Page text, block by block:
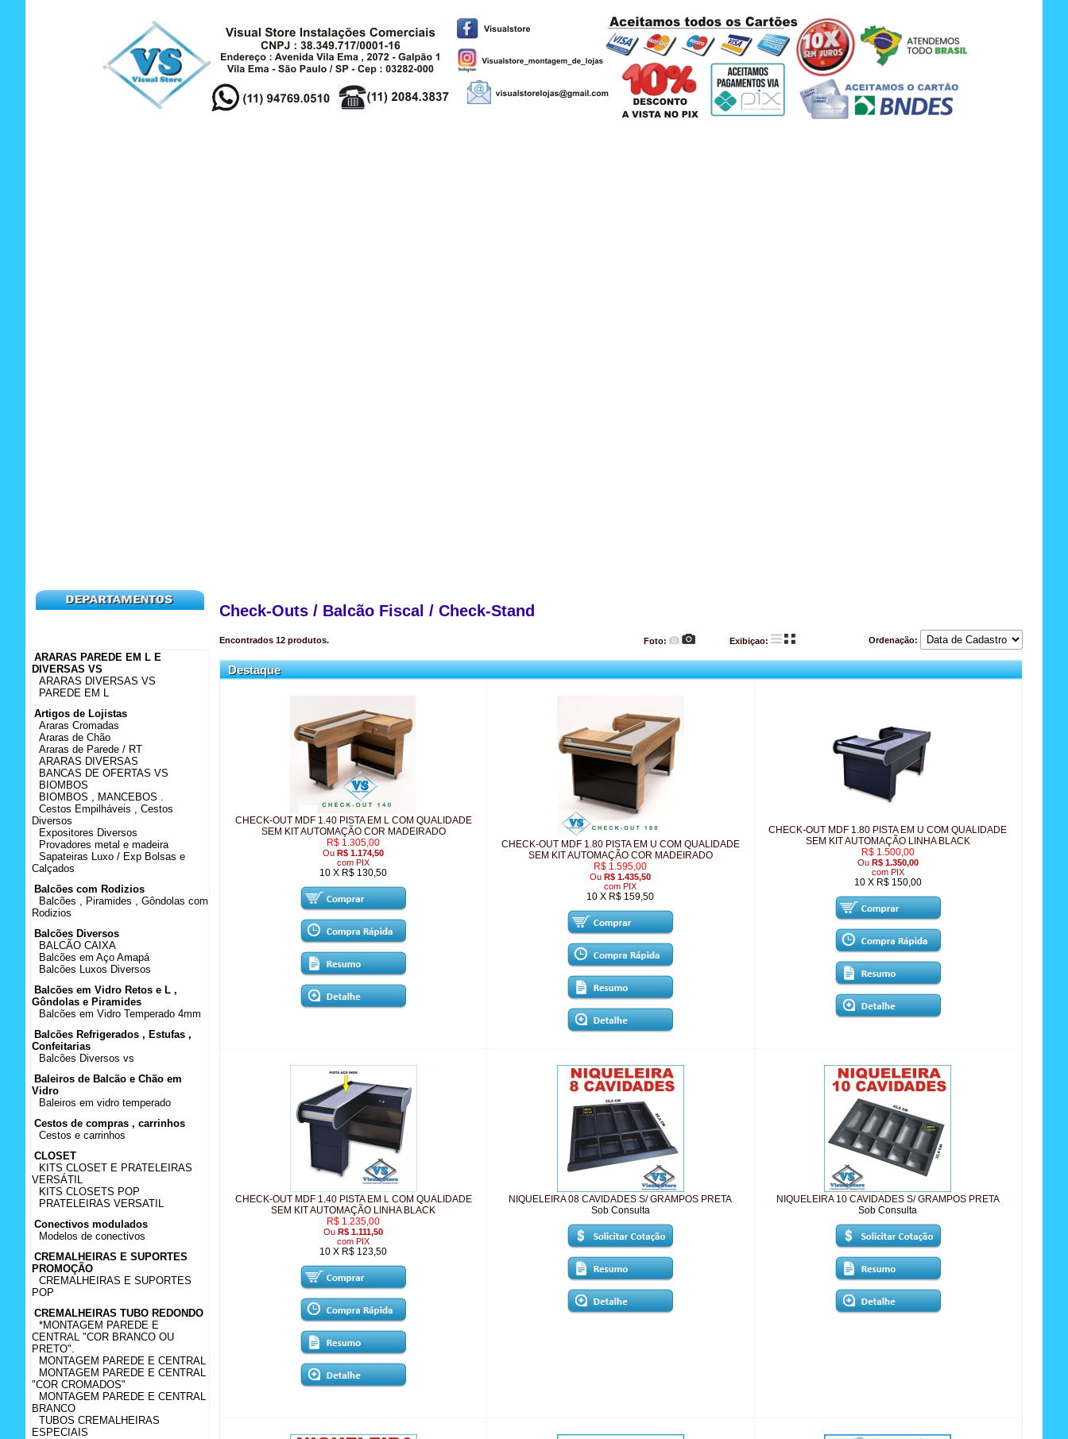
ARARAS PAREDE EM L E
DIVERSAS VS
ARARAS DIVERSAS VS
PAREDE EM L
Artigos de Lojistas
Araras Cromadas
Araras de Chão
Araras de Parede / RT
ARARAS DIVERSAS
BANCAS DE OFERTAS VS
BIOMBOS
BIOMBOS , MANCEBOS .
Cestos Empilháveis , Cestos
Diversos
Expositores Diversos
Provadores metal e madeira
Sapateiras Luxo / Exp Bolsas e
Calçados
Balcões com Rodizios
Balcões , Piramides , Gôndolas com
Rodizios
Balcões Diversos
BALCÃO CAIXA
Balcões em Aço Amapá
Balcões Luxos Diversos
Balcões em Vidro Retos e L ,
Gôndolas e Piramides
Balcões em Vidro Temperado 4mm
Balcões Refrigerados , Estufas ,
Confeitarias
Balcões Diversos vs
Baleiros de Balcão e Chão em
Vidro
Baleiros em vidro temperado
Cestos de compras , carrinhos
Cestos e carrinhos
CLOSET
KITS CLOSET E PRATELEIRAS
VERSÁTIL
KITS CLOSETS POP
PRATELEIRAS VERSATIL
Conectivos modulados
Modelos de conectivos
CREMALHEIRAS E SUPORTES
PROMOÇÃO
CREMALHEIRAS E SUPORTES
POP
CREMALHEIRAS TUBO REDONDO
*MONTAGEM PAREDE E
CENTRAL "COR BRANCO OU
PRETO".
MONTAGEM PAREDE E CENTRAL
MONTAGEM PAREDE E CENTRAL
"COR CROMADOS"
MONTAGEM PAREDE E CENTRAL
BRANCO
TUBOS CREMALHEIRAS
ESPECIAIS
Check-Outs / Balcão Fiscal / Check-Stand
Encontrados 12 produtos. Foto: Exibiçao: Ordenação:
Destaque
CHECK-OUT MDF 1.40 PISTA EM L COM QUALIDADE
SEM KIT AUTOMAÇÃO COR MADEIRADO
R$ 1.305,00
OuR$ 1.174,50
com PIX
10 X R$ 130,50
CHECK-OUT MDF 1.80 PISTA EM U COM QUALIDADE
SEM KIT AUTOMAÇÃO COR MADEIRADO
R$ 1.595,00
OuR$ 1.435,50
com PIX
10 X R$ 159,50
CHECK-OUT MDF 1.80 PISTA EM U COM QUALIDADE
SEM KIT AUTOMAÇÃO LINHA BLACK
R$ 1.500,00
Ou R$ 1.350,00
com PIX
10 X R$ 150,00
CHECK-OUT MDF 1.40 PISTA EM L COM QUALIDADE
SEM KIT AUTOMAÇÃO LINHA BLACK
R$ 1.235,00
OuR$ 1.111,50
com PIX
10 X R$ 123,50
NIQUELEIRA 08 CAVIDADES S/ GRAMPOS PRETA
Sob Consulta
NIQUELEIRA 10 CAVIDADES S/ GRAMPOS PRETA
Sob Consulta